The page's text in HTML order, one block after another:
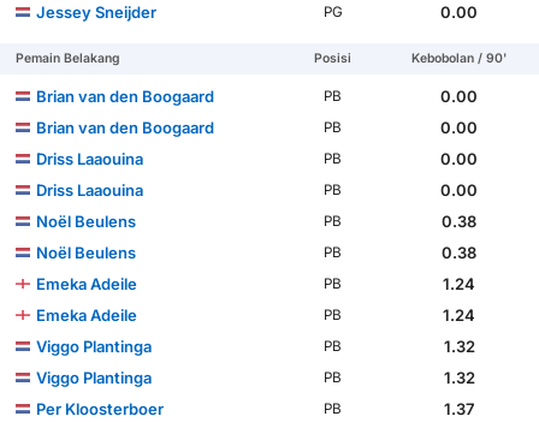
Jessey Sneijder
PG 0.00
Pemain Belakang Posisi Kebobolan / 90'
Brian van den Boogaard PB
0.00
Brian van den Boogaard
PB
0.00
Driss Laaouina
PB
0.00
Driss Laaouina
PB
0.00
Noël Beulens
PB
0.38
Noël Beulens
PB
0.38
Emeka Adeile
PB
1.24
Emeka Adeile
PB
1.24
Viggo Plantinga
PB
1.32
Viggo Plantinga
PB
1.32
Per Kloosterboer
PB
1.37